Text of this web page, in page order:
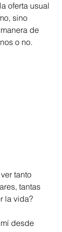
oferta usual
sino
de
o no.
tanto
tantas
la vida?
desde